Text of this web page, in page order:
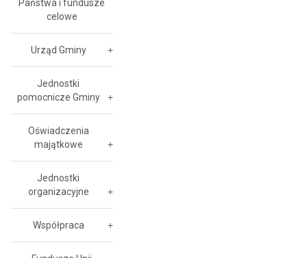
Państwa i fundusze
celowe
Urząd Gminy
Jednostki
pomocnicze Gminy
Oświadczenia
majątkowe
Jednostki
organizacyjne
Współpraca